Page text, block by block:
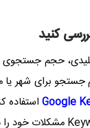
کلیدی، حجم
برای شهر یا
Google استفاده